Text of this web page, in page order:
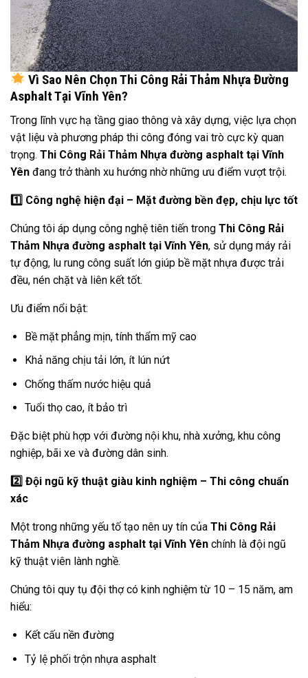
Vì Sao Nên Chọn Thi Công Rải Thảm Nhựa Đường
Asphalt Tại Vĩnh Yên?
Trong lĩnh vực hạ tầng giao thông và xây dựng, việc lựa chọn
vật liệu và phương pháp thi công đóng vai trò cực kỳ quan
trọng. Thi Công Rải Thảm Nhựa đường asphalt tại Vĩnh
Yên đang trở thành xu hướng nhờ những ưu điểm vượt trội.
1️ Công nghệ hiện đại – Mặt đường bền đẹp, chịu lực tốt
Chúng tôi áp dụng công nghệ tiên tiến trong Thi Công Rải
Thảm Nhựa đường asphalt tại Vĩnh Yên, sử dụng máy rải
tự động, lu rung công suất lớn giúp bề mặt nhựa được trải
đều, nén chặt và liên kết tốt.
Ưu điểm nổi bật:
Bề mặt phẳng mịn, tính thẩm mỹ cao
Khả năng chịu tải lớn, ít lún nứt
Chống thấm nước hiệu quả
Tuổi thọ cao, ít bảo trì
Đặc biệt phù hợp với đường nội khu, nhà xưởng, khu công
nghiệp, bãi xe và đường dân sinh.
2️ Đội ngũ kỹ thuật giàu kinh nghiệm – Thi công chuẩn
xác
Một trong những yếu tố tạo nên uy tín của Thi Công Rải
Thảm Nhựa đường asphalt tại Vĩnh Yên chính là đội ngũ
kỹ thuật viên lành nghề.
Chúng tôi quy tụ đội thợ có kinh nghiệm từ 10 – 15 năm, am
hiểu:
Kết cấu nền đường
Tỷ lệ phối trộn nhựa asphalt